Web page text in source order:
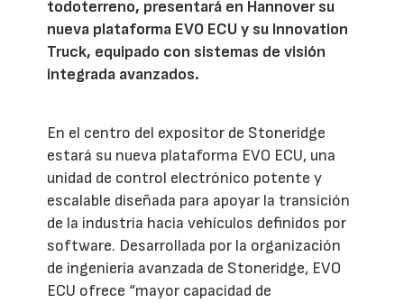
todoterreno, presentará en Hannover su
nueva plataforma EVO ECU y su Innovation
Truck, equipado con sistemas de visión
integrada avanzados.
En el centro del expositor de Stoneridge
estará su nueva plataforma EVO ECU, una
unidad de control electrónico potente y
escalable diseñada para apoyar la transición
de la industria hacia vehículos definidos por
software. Desarrollada por la organización
de ingeniería avanzada de Stoneridge, EVO
ECU ofrece “mayor capacidad de